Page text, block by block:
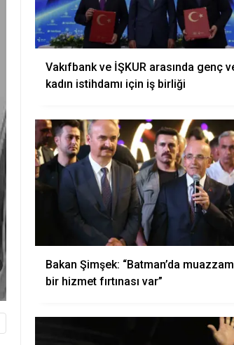
Vakıfbank ve İŞKUR arasında genç
kadın istihdamı için iş birliği
Bakan Şimşek: “Batman’da muazzam
bir hizmet fırtınası var”